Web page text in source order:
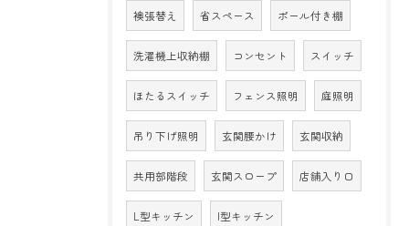
襖張替え 省スペース ポール付き棚
洗濯機上収納棚 コンセント スイッチ
ほたるスイッチ フェンス照明 庭照明
吊り下げ照明 玄関腰かけ 玄関収納
共用部階段 玄関スロープ 店舗入り口
L型キッチン I型キッチン